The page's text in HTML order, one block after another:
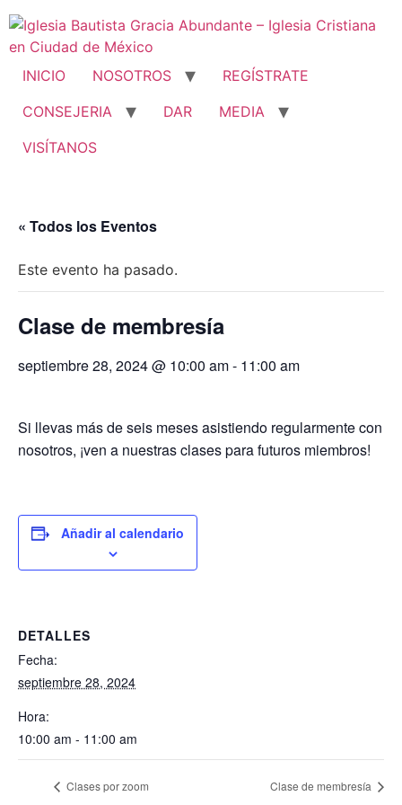
al
contenido
INICIO
NOSOTROS
REGÍSTRATE
CONSEJERIA
DAR
MEDIA
VISÍTANOS
« Todos los Eventos
Este evento ha pasado.
Clase de membresía
septiembre 28, 2024 @ 10:00 am- 11:00 am
Si llevas más de seis meses asistiendo regularmente con
nosotros, ¡ven a nuestras clases para futuros miembros!
Añadir al calendario
DETALLES
Fecha:
septiembre 28, 2024
Hora:
10:00 am - 11:00 am
Clases por zoom Clase de membresía